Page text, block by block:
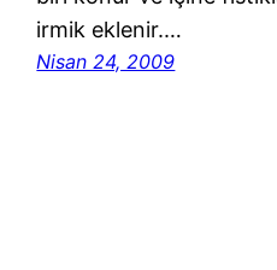
irmik eklenir.…
Nisan 24, 2009